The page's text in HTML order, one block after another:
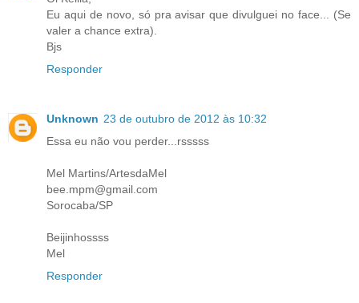
Eu aqui de novo, só pra avisar que divulguei no face... (Se
valer a chance extra).
Bjs
Responder
Unknown 23 de outubro de 2012 às 10:32
Essa eu não vou perder...rsssss
Mel Martins/ArtesdaMel
bee.mpm@gmail.com
Sorocaba/SP
Beijinhossss
Mel
Responder